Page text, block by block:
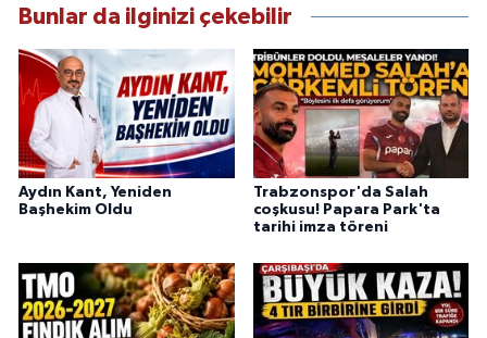
Bunlar da ilginizi çekebilir
Aydın Kant, Yeniden
Başhekim Oldu
Trabzonspor'da Salah
coşkusu! Papara Park'ta
tarihi imza töreni